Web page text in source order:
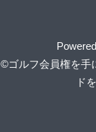
©ゴルフ会員権を手
ド